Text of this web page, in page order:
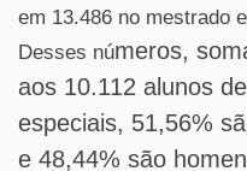
em 13.486 no mestrado
Desses números,
aos 10.112 alunos
especiais, 51,56%
e 48,44% são